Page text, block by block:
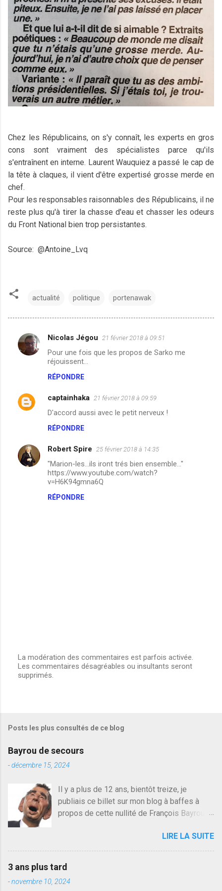
Chez les Républicains, on s'y connaît, les experts en gros
cons sont vraiment des spécialistes parce qu'ils
s'entraînent en interne. Laurent Wauquiez a passé le cap de
la tête à claques, il vient d'être expertisé grosse merde en
chef.
Pour les responsables raisonnables des Républicains, il ne
reste plus qu'à tirer la chasse d'eau et chasser les odeurs
du Front National bien trop persistantes.
Source: @Antoine_Lvq
actualité politique portenawak
C
o
e
n
i
Nicolas Jégou 21 février 2018 à 09:51
Pour une fois que les propos de Sarko me
réjouissent...
RÉPONDRE
captainhaka 21 février 2018 à 09:59
D'accord aussi avec le petit nerveux !
RÉPONDRE
Robert Spire 25 février 2018 à 14:35
"Marion-les...ils iront trés bien ensemble..."
https://www.youtube.com/watch?
v=H6K94gmna6Q
RÉPONDRE
E
n
t
e
r
u
m
m
e
n
r
e
La modération des commentaires est parfois activée.
Les commentaires désagréables ou insultants seront
supprimés.
Posts les plus consultés de ce blog
Bayrou de secours
-décembre 15, 2024
Il y a plus de 12 ans, bientôt treize, je
publiais ce billet sur mon blog à baffes à
propos de cette nullité de François Bayrou. Il
quelqu'un, je ne parle pas des couples mais
des amis ou des valeurs dans lesquels on
devenir le traite d'une partie de son électorat
et c'est par la presse qu'on l'apprend. On
LIRE LA SUITE
3 ans plus tard
-novembre 10, 2024